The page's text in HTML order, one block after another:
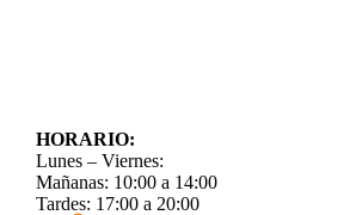
HORARIO:
Lunes – Viernes:
Mañanas: 10:00 a 14:00
Tardes: 17:00 a 20:00